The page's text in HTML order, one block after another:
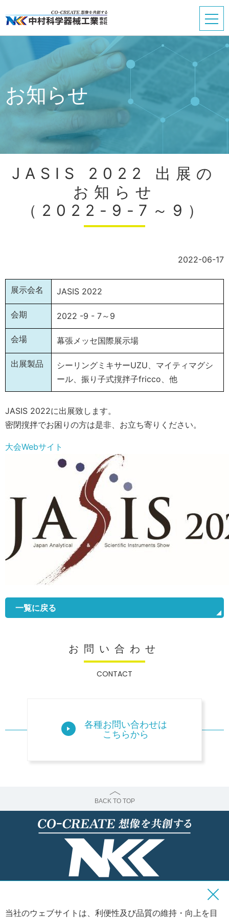
お知らせ
JASIS 2022 出展の
お知らせ
（2022-9-7～9）
2022-06-17
展示会名 JASIS 2022
会期 2022 -9 - 7～9
会場 幕張メッセ国際展示場
出展製品
シーリングミキサーUZU、マイティマグシ
ール、振り子式撹拌子fricco、他
JASIS 2022に出展致します。
密閉撹拌でお困りの方は是非、お立ち寄りください。
大会Webサイト
一覧に戻る
お問い合わせ
CONTACT
各種お問い合わせは
こちらから
BACK TO TOP
当社のウェブサイトは、利便性及び品質の維持・向上を目